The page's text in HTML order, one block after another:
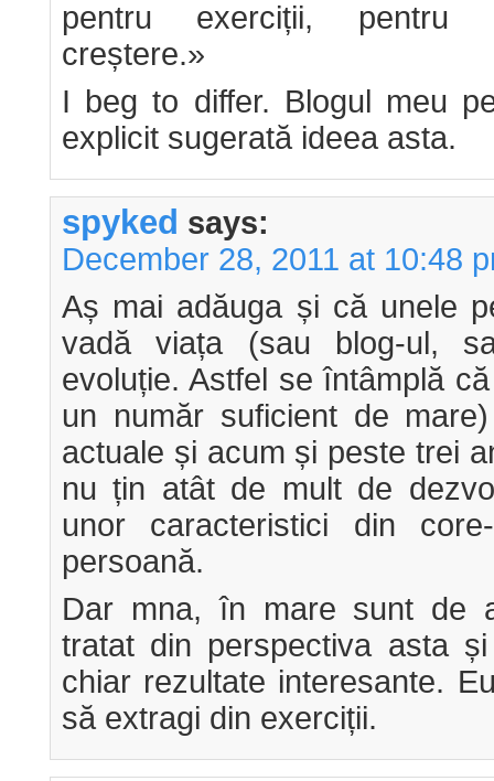
pentru exerciții, pentru
creștere.»
I beg to differ. Blogul meu
explicit sugerată ideea asta.
spyked says:
December 28, 2011 at 10:48
Aș mai adăuga și că unele
vadă viața (sau blog-ul,
evoluție. Astfel se întâmplă
un număr suficient de
actuale și acum și peste trei
nu țin atât de mult de
unor caracteristici din
persoană.
Dar mna, în mare sunt de
tratat din perspectiva asta
chiar rezultate interesante.
să extragi din exerciții.